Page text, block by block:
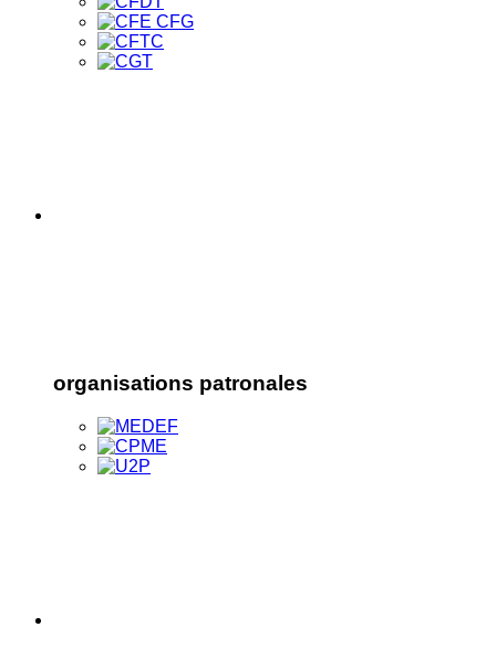
organisations patronales